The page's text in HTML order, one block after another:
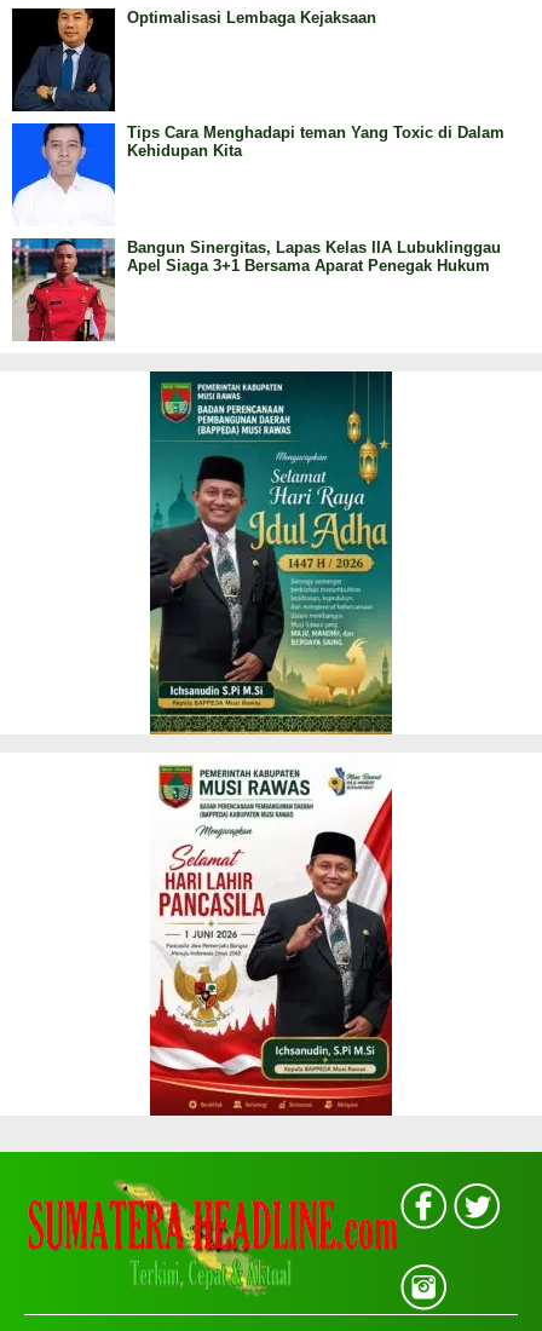
Optimalisasi Lembaga Kejaksaan
Tips Cara Menghadapi teman Yang Toxic di Dalam
Kehidupan Kita
Bangun Sinergitas, Lapas Kelas IIA Lubuklinggau
Apel Siaga 3+1 Bersama Aparat Penegak Hukum